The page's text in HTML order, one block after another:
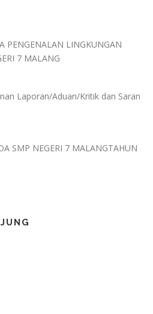
PENGENALAN LINGKUNGAN
7 MALANG
Laporan/Aduan/Kritik dan Saran
SMP NEGERI 7 MALANGTAHUN